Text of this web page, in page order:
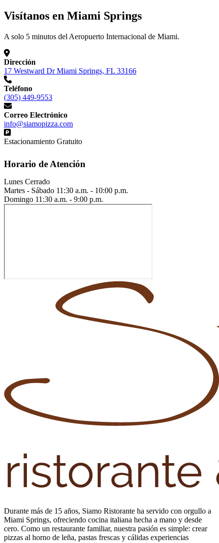
Visítanos en Miami Springs
A solo 5 minutos del Aeropuerto Internacional de Miami.
Dirección
17 Westward Dr Miami Springs, FL 33166
Teléfono
(305) 449-9553
Correo Electrónico
info@siamopizza.com
Estacionamiento Gratuito
Horario de Atención
Lunes Cerrado
Martes - Sábado 11:30 a.m. - 10:00 p.m.
Domingo 11:30 a.m. - 9:00 p.m.
Durante más de 15 años, Siamo Ristorante ha servido con orgullo a
Miami Springs, ofreciendo cocina italiana hecha a mano y desde
cero. Como un restaurante familiar, nuestra pasión es simple: crear
pizzas al horno de leña, pastas frescas y cálidas experiencias